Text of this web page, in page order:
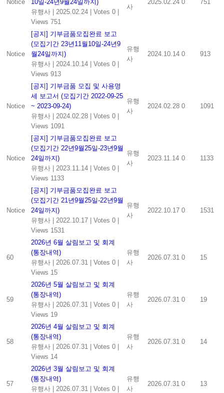
Notice
10일-24년9월24일까지)
유행사
2025.02.24 Votes 0
Views 751
사
2025.02.24 0 751
Notice
[공지] 기부금품모집완료 보고
(모집기간 23년11월10일-24년9
월24일까지)
유행사
2024.10.14 Votes 0
Views 913
유행
사
2024.10.14 0 913
Notice
[공지] 기부금품 모집 및 사용명
세 보고서 (모집기간 2022-09-25
~ 2023-09-24)
유행사
2024.02.28 Votes 0
Views 1091
유행
사
2024.02.28 0 1091
Notice
[공지] 기부금품모집완료 보고
(모집기간 22년9월25일-23년9월
24일까지)
유행사
2023.11.14 Votes 0
Views 1133
유행
사
2023.11.14 0 1133
Notice
[공지] 기부금품모집완료 보고
(모집기간 21년9월25일-22년9월
24일까지)
유행사
2022.10.17 Votes 0
Views 1531
유행
사
2022.10.17 0 1531
60
2026년 6월 살림보고 및 회계
(통장내역)
유행사
2026.07.31 Votes 0
Views 15
유행
사
2026.07.31 0 15
59
2026년 5월 살림보고 및 회계
(통장내역)
유행사
2026.07.31 Votes 0
Views 19
유행
사
2026.07.31 0 19
58
2026년 4월 살림보고 및 회계
(통장내역)
유행사
2026.07.31 Votes 0
Views 14
유행
사
2026.07.31 0 14
57
2026년 3월 살림보고 및 회계
(통장내역)
유행사
2026.07.31 Votes 0
유행
사
2026.07.31 0 13